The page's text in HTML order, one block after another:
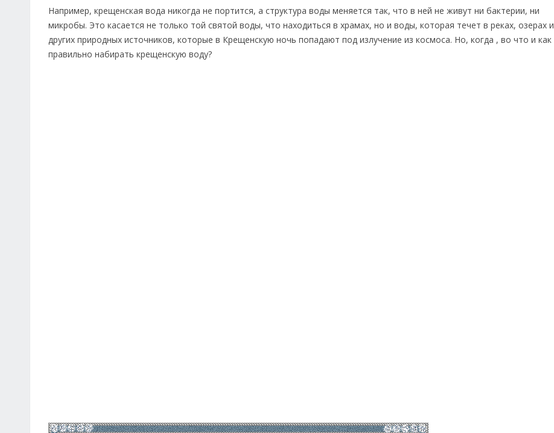
Например, крещенская вода никогда не портится, а структура воды меняется так, что в ней не живут ни бактерии, ни
микробы. Это касается не только той святой воды, что находиться в храмах, но и воды, которая течет в реках, озерах и
других природных источников, которые в Крещенскую ночь попадают под излучение из космоса. Но, когда , во что и как
правильно набирать крещенскую воду?